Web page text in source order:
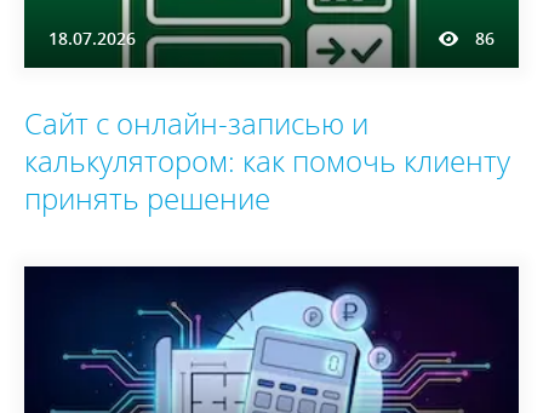
18.07.2026 86
Сайт с онлайн-записью и
калькулятором: как помочь клиенту
принять решение